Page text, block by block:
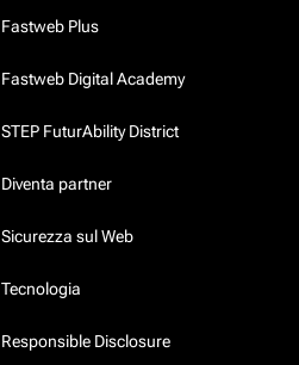
Fastweb Plus
Fastweb Digital Academy
STEP FuturAbility District
Diventa partner
Sicurezza sul Web
Tecnologia
Responsible Disclosure